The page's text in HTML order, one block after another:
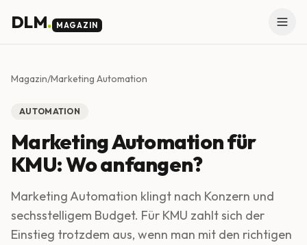
DLM. MAGAZIN
Magazin/Marketing Automation
AUTOMATION
Marketing Automation für
KMU: Wo anfangen?
Marketing Automation klingt nach Konzern und
sechsstelligem Budget. Für KMU zahlt sich der
Einstieg trotzdem aus, wenn man mit den richtigen